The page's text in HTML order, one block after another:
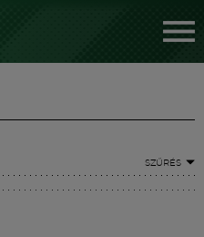
SZŰRÉS